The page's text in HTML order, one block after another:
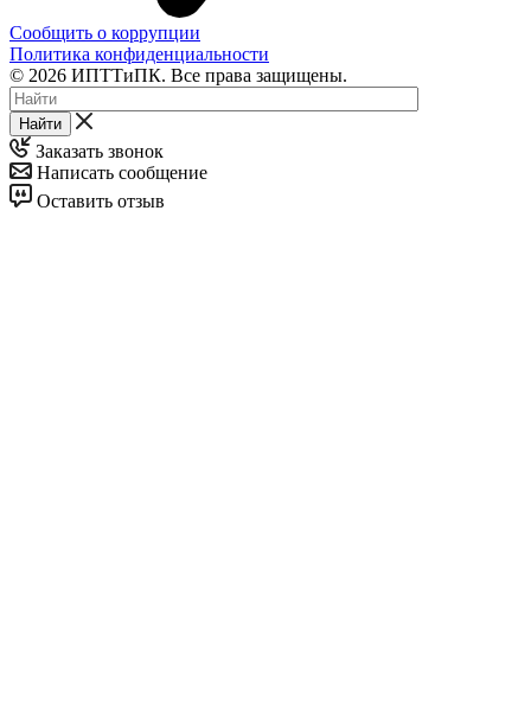
Сообщить о коррупции
Политика конфиденциальности
© 2026 ИПТТиПК. Все права защищены.
Найти
Заказать звонок
Написать сообщение
Оставить отзыв